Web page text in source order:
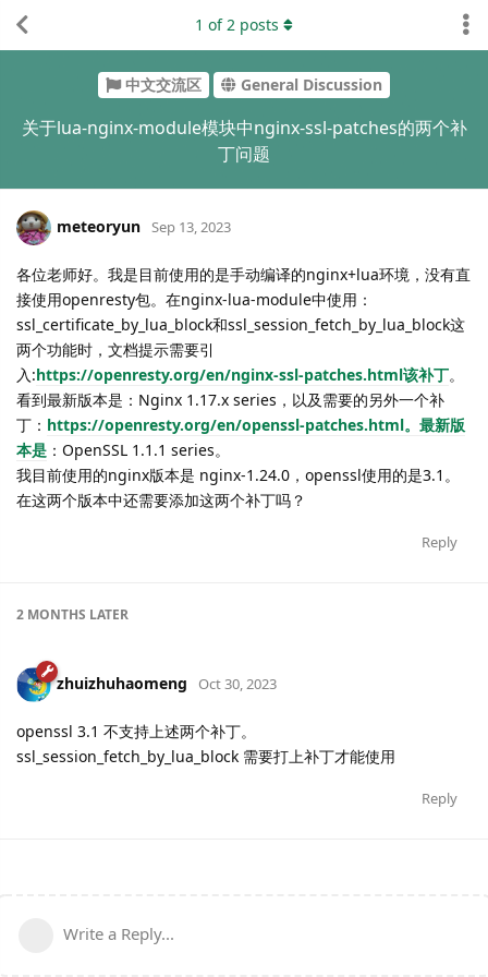
中文交流区 General Discussion
关于lua-nginx-module模块中nginx-ssl-patches的两个补
丁问题
1 of2 posts
meteoryun Sep 13, 2023
各位老师好。我是目前使用的是手动编译的nginx+lua环境，没有直
接使用openresty包。在nginx-lua-module中使用：
ssl_certificate_by_lua_block和ssl_session_fetch_by_lua_block这
两个功能时，文档提示需要引
入:https://openresty.org/en/nginx-ssl-patches.html该补丁。
看到最新版本是：Nginx 1.17.x series，以及需要的另外一个补
丁： https://openresty.org/en/openssl-patches.html。最新版
本是 ：OpenSSL 1.1.1 series。
我目前使用的nginx版本是 nginx-1.24.0，openssl使用的是3.1。
在这两个版本中还需要添加这两个补丁吗？
Reply
2 MONTHS LATER
zhuizhuhaomeng Oct 30, 2023
openssl 3.1 不支持上述两个补丁。
ssl_session_fetch_by_lua_block 需要打上补丁才能使用
Reply
Write a Reply...